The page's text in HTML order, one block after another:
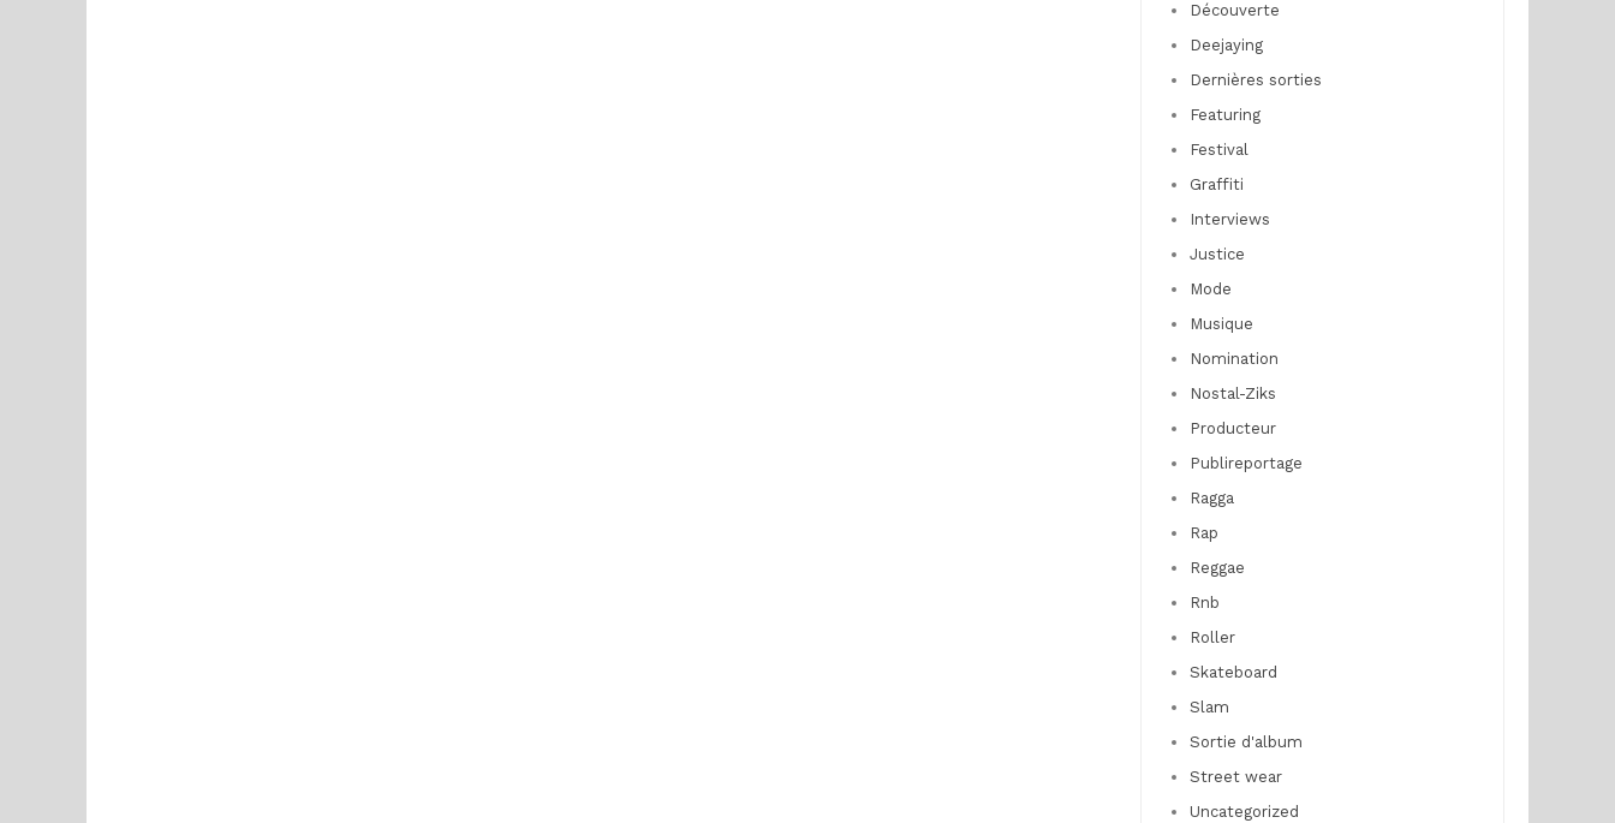
Découverte
Deejaying
Dernières sorties
Featuring
Festival
Graffiti
Interviews
Justice
Mode
Musique
Nomination
Nostal-Ziks
Producteur
Publireportage
Ragga
Rap
Reggae
Rnb
Roller
Skateboard
Slam
Sortie d'album
Street wear
Uncategorized